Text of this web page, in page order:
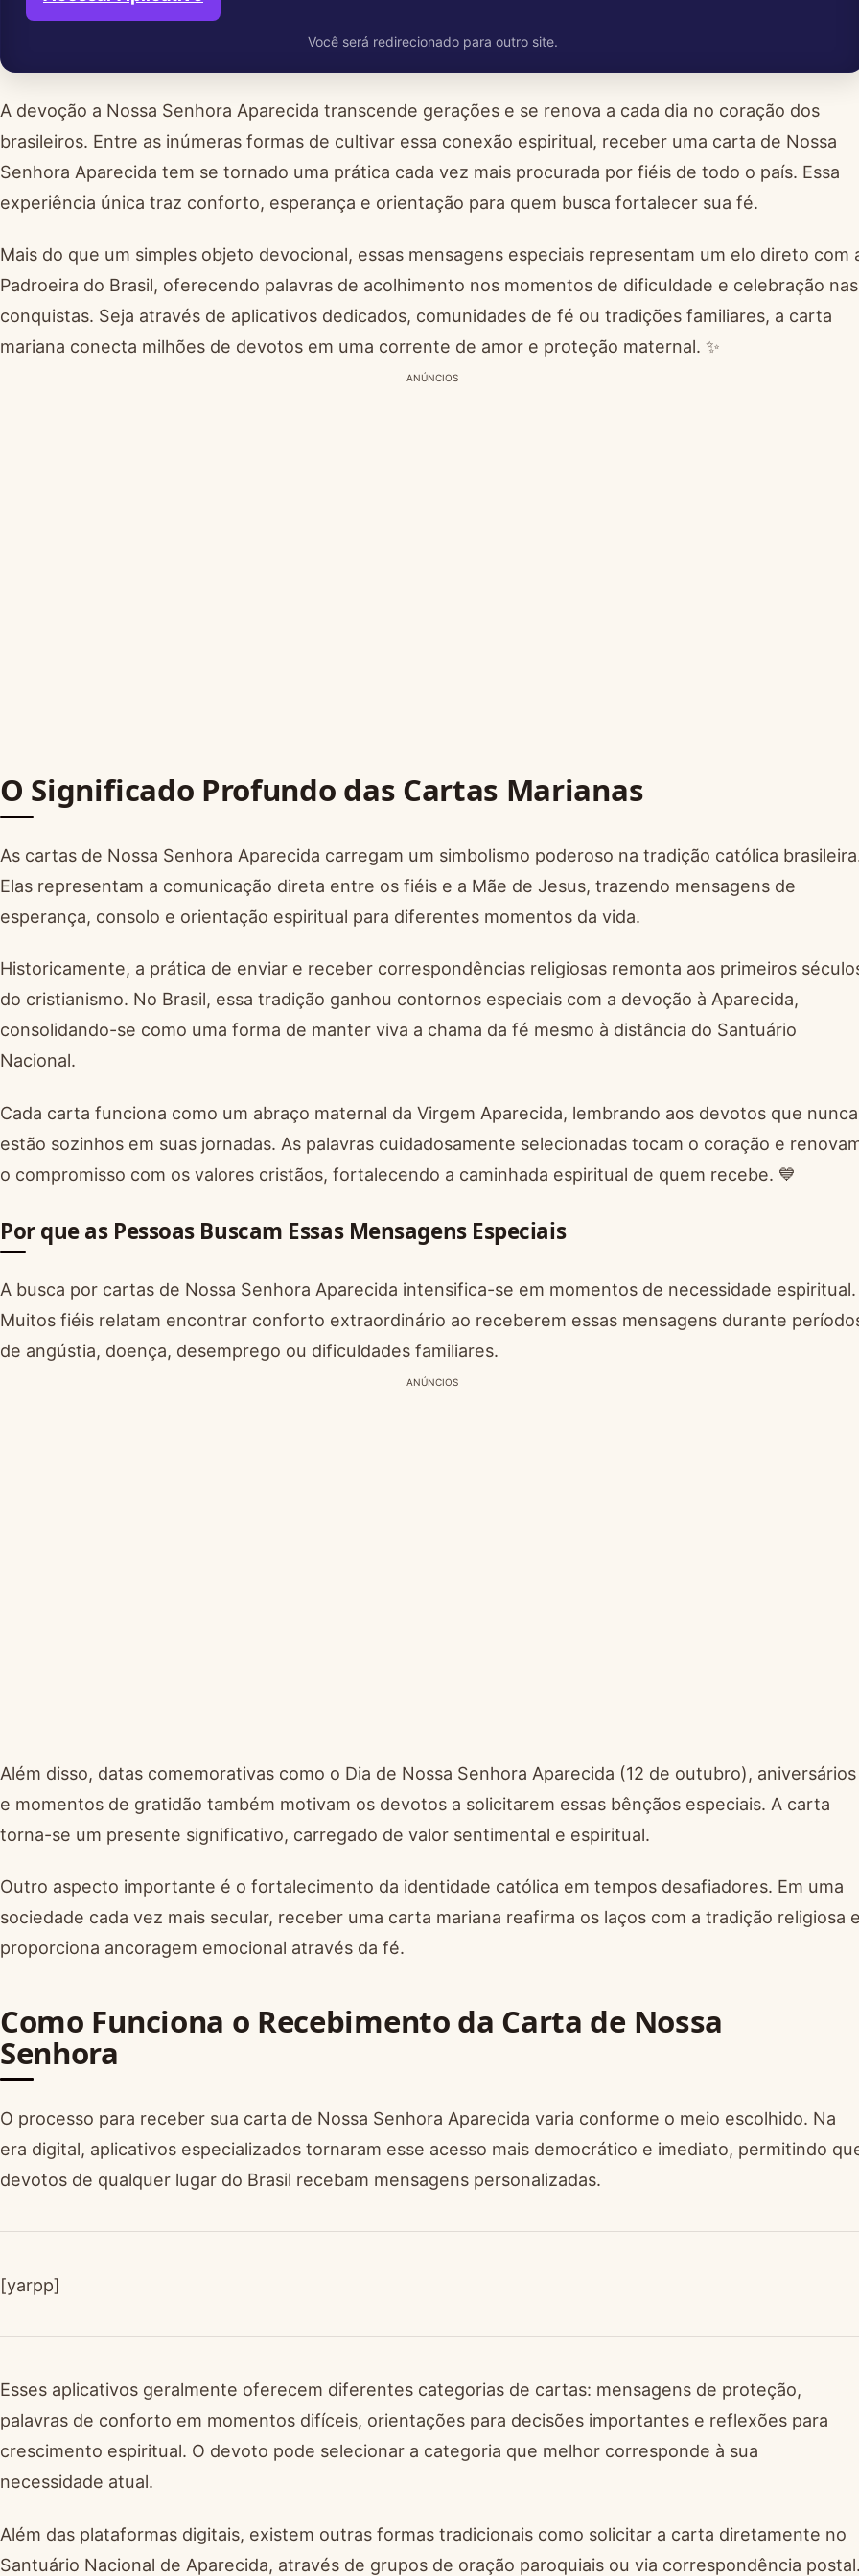
Você será redirecionado para outro site.
A devoção a Nossa Senhora Aparecida transcende gerações e se renova a cada dia no coração dos
brasileiros. Entre as inúmeras formas de cultivar essa conexão espiritual, receber uma carta de Nossa
Senhora Aparecida tem se tornado uma prática cada vez mais procurada por fiéis de todo o país. Essa
experiência única traz conforto, esperança e orientação para quem busca fortalecer sua fé.
Mais do que um simples objeto devocional, essas mensagens especiais representam um elo direto com
Padroeira do Brasil, oferecendo palavras de acolhimento nos momentos de dificuldade e celebração nas
conquistas. Seja através de aplicativos dedicados, comunidades de fé ou tradições familiares, a carta
mariana conecta milhões de devotos em uma corrente de amor e proteção maternal. ✨
ANÚNCIOS
O Significado Profundo das Cartas Marianas
As cartas de Nossa Senhora Aparecida carregam um simbolismo poderoso na tradição católica
Elas representam a comunicação direta entre os fiéis e a Mãe de Jesus, trazendo mensagens de
esperança, consolo e orientação espiritual para diferentes momentos da vida.
Historicamente, a prática de enviar e receber correspondências religiosas remonta aos primeiros
do cristianismo. No Brasil, essa tradição ganhou contornos especiais com a devoção à Aparecida,
consolidando-se como uma forma de manter viva a chama da fé mesmo à distância do Santuário
Nacional.
Cada carta funciona como um abraço maternal da Virgem Aparecida, lembrando aos devotos que nunca
estão sozinhos em suas jornadas. As palavras cuidadosamente selecionadas tocam o coração e
o compromisso com os valores cristãos, fortalecendo a caminhada espiritual de quem recebe. 💙
Por que as Pessoas Buscam Essas Mensagens Especiais
A busca por cartas de Nossa Senhora Aparecida intensifica-se em momentos de necessidade espiritual.
Muitos fiéis relatam encontrar conforto extraordinário ao receberem essas mensagens durante
de angústia, doença, desemprego ou dificuldades familiares.
ANÚNCIOS
Além disso, datas comemorativas como o Dia de Nossa Senhora Aparecida (12 de outubro), aniversários
e momentos de gratidão também motivam os devotos a solicitarem essas bênçãos especiais. A carta
torna-se um presente significativo, carregado de valor sentimental e espiritual.
Outro aspecto importante é o fortalecimento da identidade católica em tempos desafiadores. Em uma
sociedade cada vez mais secular, receber uma carta mariana reafirma os laços com a tradição religiosa
proporciona ancoragem emocional através da fé.
Como Funciona o Recebimento da Carta de Nossa
Senhora
O processo para receber sua carta de Nossa Senhora Aparecida varia conforme o meio escolhido. Na
era digital, aplicativos especializados tornaram esse acesso mais democrático e imediato, permitindo
devotos de qualquer lugar do Brasil recebam mensagens personalizadas.
[yarpp]
Esses aplicativos geralmente oferecem diferentes categorias de cartas: mensagens de proteção,
palavras de conforto em momentos difíceis, orientações para decisões importantes e reflexões para
crescimento espiritual. O devoto pode selecionar a categoria que melhor corresponde à sua
necessidade atual.
Além das plataformas digitais, existem outras formas tradicionais como solicitar a carta diretamente no
Santuário Nacional de Aparecida, através de grupos de oração paroquiais ou via correspondência